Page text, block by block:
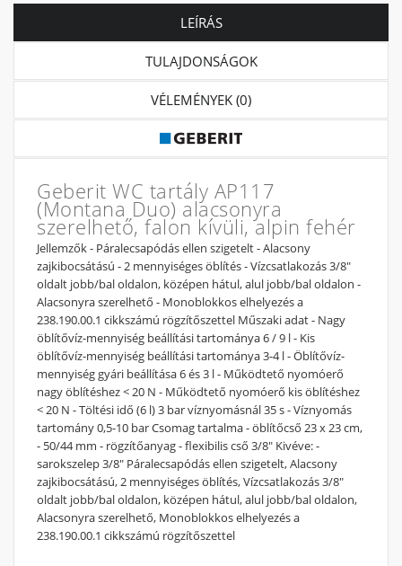
LEÍRÁS
TULAJDONSÁGOK
VÉLEMÉNYEK (0)
Geberit WC tartály AP117
(Montana Duo) alacsonyra
szerelhető, falon kívüli, alpin fehér
Jellemzők - Páralecsapódás ellen szigetelt - Alacsony
zajkibocsátású - 2 mennyiséges öblítés - Vízcsatlakozás 3/8"
oldalt jobb/bal oldalon, középen hátul, alul jobb/bal oldalon -
Alacsonyra szerelhető - Monoblokkos elhelyezés a
238.190.00.1 cikkszámú rögzítőszettel Műszaki adat - Nagy
öblítővíz-mennyiség beállítási tartománya 6 / 9 l - Kis
öblítővíz-mennyiség beállítási tartománya 3-4 l - Öblítővíz-
mennyiség gyári beállítása 6 és 3 l - Működtető nyomóerő
nagy öblítéshez < 20 N - Működtető nyomóerő kis öblítéshez
< 20 N - Töltési idő (6 l) 3 bar víznyomásnál 35 s - Víznyomás
tartomány 0,5-10 bar Csomag tartalma - öblítőcső 23 x 23 cm,
- 50/44 mm - rögzítőanyag - flexibilis cső 3/8" Kivéve: -
sarokszelep 3/8" Páralecsapódás ellen szigetelt, Alacsony
zajkibocsátású, 2 mennyiséges öblítés, Vízcsatlakozás 3/8"
oldalt jobb/bal oldalon, középen hátul, alul jobb/bal oldalon,
Alacsonyra szerelhető, Monoblokkos elhelyezés a
238.190.00.1 cikkszámú rögzítőszettel